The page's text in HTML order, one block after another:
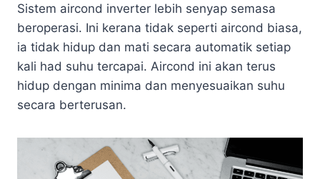
Sistem aircond inverter lebih senyap semasa
beroperasi. Ini kerana tidak seperti aircond biasa,
ia tidak hidup dan mati secara automatik setiap
kali had suhu tercapai. Aircond ini akan terus
hidup dengan minima dan menyesuaikan suhu
secara berterusan.